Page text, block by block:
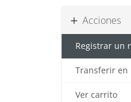
Acciones
Registrar un
Transferir
Ver carrito